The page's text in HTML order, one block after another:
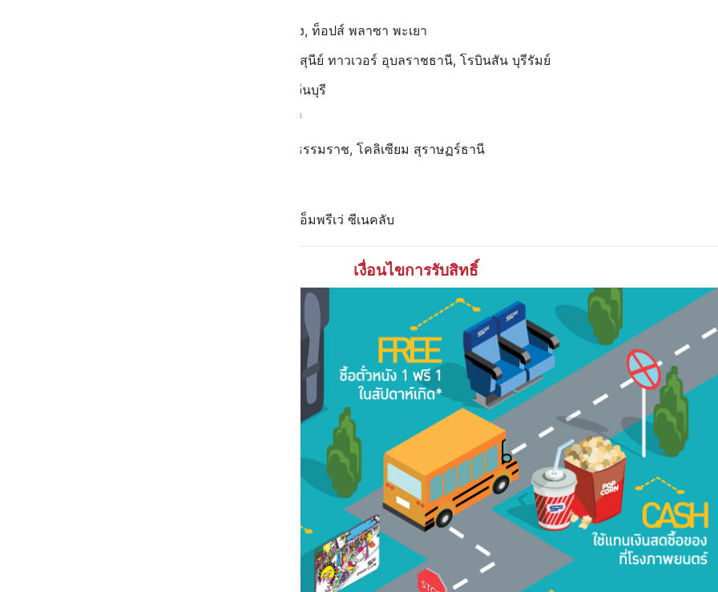
ภาคเหนือ : เซ็นทรัล ลำปาง, ท็อปส์ พลาซา พะเยา
ภาคตะวันออกเฉียงเหนือ : สุนีย์ ทาวเวอร์ อุบลราชธานี, โรบินสัน บุรีรัมย์
ภาคตะวันออก : บิ๊กซี ปราจีนบุรี
ภาคกลาง : โรบินสัน ลพบุรี
ภาคใต้ : โรบินสัน นครศรีธรรมราช, โคลิเซียม สุราษฏร์ธานี
กรุงเทพฯ และปริมณฑล : เอ็มพรีเว่ ซีเนคลับ
เงื่อนไขการรับสิทธิ์